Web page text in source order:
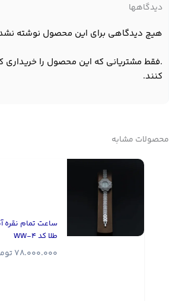
دیدگاهها
هیچ دیدگاهی برای این محصول نوشته
.فقط مشتریانی که این محصول را خریداری
کنند.
محصولات مشابه
ساعت تمام نقره
طلا کد WW-4
78.000.000